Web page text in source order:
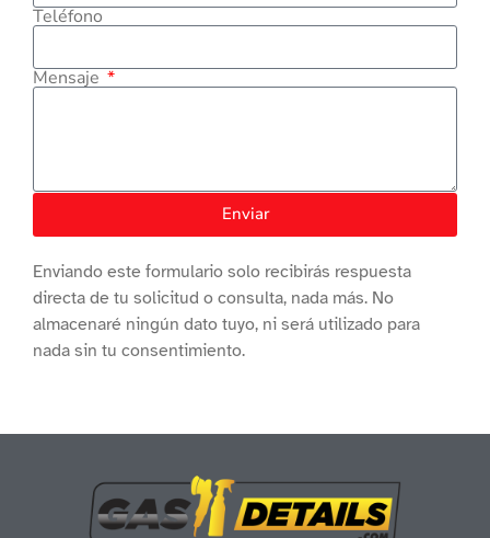
Teléfono
Mensaje
Enviar
Enviando este formulario solo recibirás respuesta
directa de tu solicitud o consulta, nada más. No
almacenaré ningún dato tuyo, ni será utilizado para
nada sin tu consentimiento.